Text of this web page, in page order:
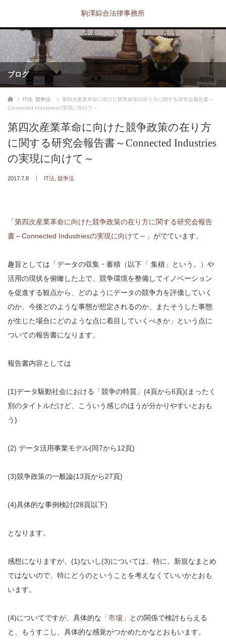
駒澤綜合法律事務所
ブログ
ホーム IT法 競争法
第四次産業革命に向けた競争政策の在り方に関する研究会報告書～
Connected Industriesの実現に向けて～
第四次産業革命に向けた競争政策の在り方
に関する研究会報告書～Connected Industries
の実現に向けて～
2017.7.8 IT法 競争法
「第四次産業革命に向けた競争政策の在り方に関する研究会報告
書～Connected Industriesの実現に向けて～」 がでています。
趣旨としては「データの収集・蓄積（以下「 集積」という。）や
活用の現状を俯瞰した上で、競争環境を整備してイノベーション
を促進する観点から、どのようにデータの競争力を評価していく
のか、今後どのような事態が想定されるのか、またそうした事態
が生じた場合にどのような点に着目していくべきか」という点に
ついての報告書になります。
報告書内容としては
(1)データ駆動社会における「競争の特質」(4頁から6頁)(まったく
別のタイトルだけど、こういう感じのほうが分かりやすいとおも
う)
(2) データ活用事業モデル(同7から12頁)
(3)競争政策の一般論(13頁から27頁)
(4)具体的な事例検討(28頁以下)
となります。
感想になりますが、(1)ないし(3)については、特に、新規なまとめ
ではないので、特にどうのということを考えなくていいかとおも
います。
(4)についてですが、具体的な 「市場」
との関係で検討もらえる
と、もうすこし、具体的な感覚がつかめたかなとおもいます。